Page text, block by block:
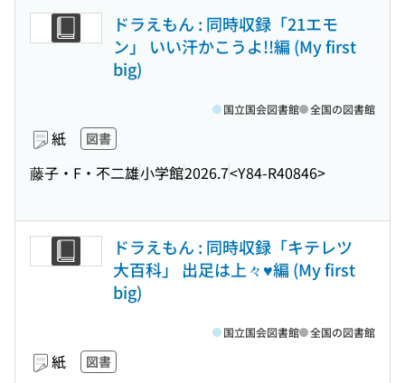
ドラえもん : 同時収録「21エモ
ン」 いい汗かこうよ!!編 (My first
big)
紙 図書
藤子・F・不二雄小学館2026.7<Y84-R40846>
国立国会図書館 全国の図書館
ドラえもん : 同時収録「キテレツ
大百科」 出足は上々♥編 (My first
big)
紙 図書
国立国会図書館 全国の図書館